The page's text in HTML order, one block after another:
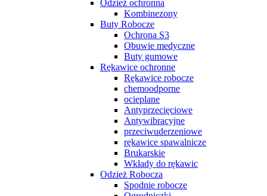
Odzież ochronna
Kombinezony
Buty Robocze
Ochrona S3
Obuwie medyczne
Buty gumowe
Rękawice ochronne
Rękawice robocze
chemoodporne
ocieplane
Antyprzecięciowe
Antywibracyjne
przeciwuderzeniowe
rękawice spawalnicze
Brukarskie
Wkłady do rękawic
Odzież Robocza
Spodnie robocze